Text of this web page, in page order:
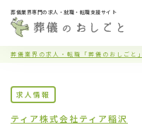
葬儀業界専門の求人・就職・転職支援サイト
葬儀業界の求人・転職「葬儀のおしごと」
求人情報
ティア株式会社ティア稲沢